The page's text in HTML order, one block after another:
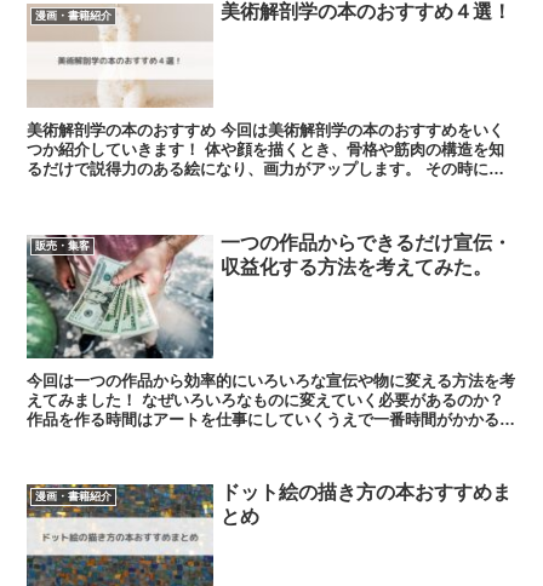
漫画・書籍紹介 美術解剖学の本のおすすめ４選！
美術解剖学の本のおすすめ 今回は美術解剖学の本のおすすめをいく
つか紹介していきます！ 体や顔を描くとき、骨格や筋肉の構造を知
るだけで説得力のある絵になり、画力がアップします。 その時に読
販売・集客
一つの作品からできるだけ宣伝・
収益化する方法を考えてみた。
今回は一つの作品から効率的にいろいろな宣伝や物に変える方法を考
えてみました！ なぜいろいろなものに変えていく必要があるのか？
作品を作る時間はアートを仕事にしていくうえで一番時間がかかるも
漫画・書籍紹介
ドット絵の描き方の本おすすめま
とめ